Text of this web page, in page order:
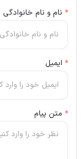
* نام و نام خانوادگی
* ایمیل
* متن پیام